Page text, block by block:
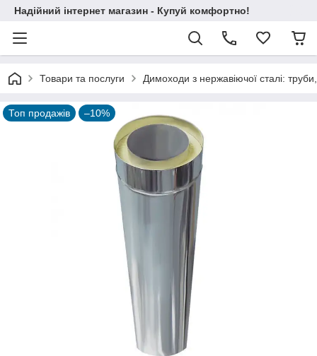
Надійний інтернет магазин - Купуй комфортно!
Товари та послуги Димоходи з нержавіючої сталі:
Топ продажів –10%